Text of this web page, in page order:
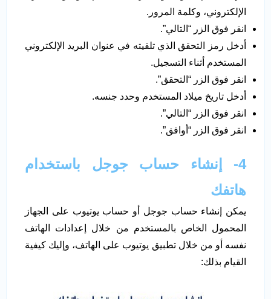
الإلكتروني، وكلمة المرور.
انقر فوق الزر “التالي”.
أدخل رمز التحقق الذي تلقيته في عنوان البريد الإلكتروني
المستخدم أثناء التسجيل.
انقر فوق الزر “التحقق”.
أدخل تاريخ ميلاد المستخدم وحدد جنسه.
انقر فوق الزر “التالي”.
انقر فوق الزر “أوافق”.
4- إنشاء حساب جوجل باستخدام
هاتفك
يمكن إنشاء حساب جوجل أو حساب يوتيوب على الجهاز
المحمول الخاص بالمستخدم من خلال إعدادات الهاتف
نفسه أو من خلال تطبيق يوتيوب على الهاتف، وإليك كيفية
القيام بذلك: